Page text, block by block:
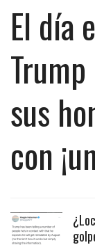
El día
sus
con